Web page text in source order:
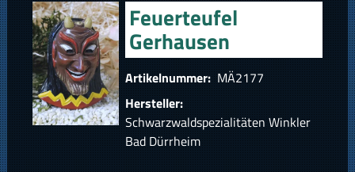
Feuerteufel
Gerhausen
Artikelnummer: MÄ2177
Hersteller:
Schwarzwaldspezialitäten Winkler
Bad Dürrheim